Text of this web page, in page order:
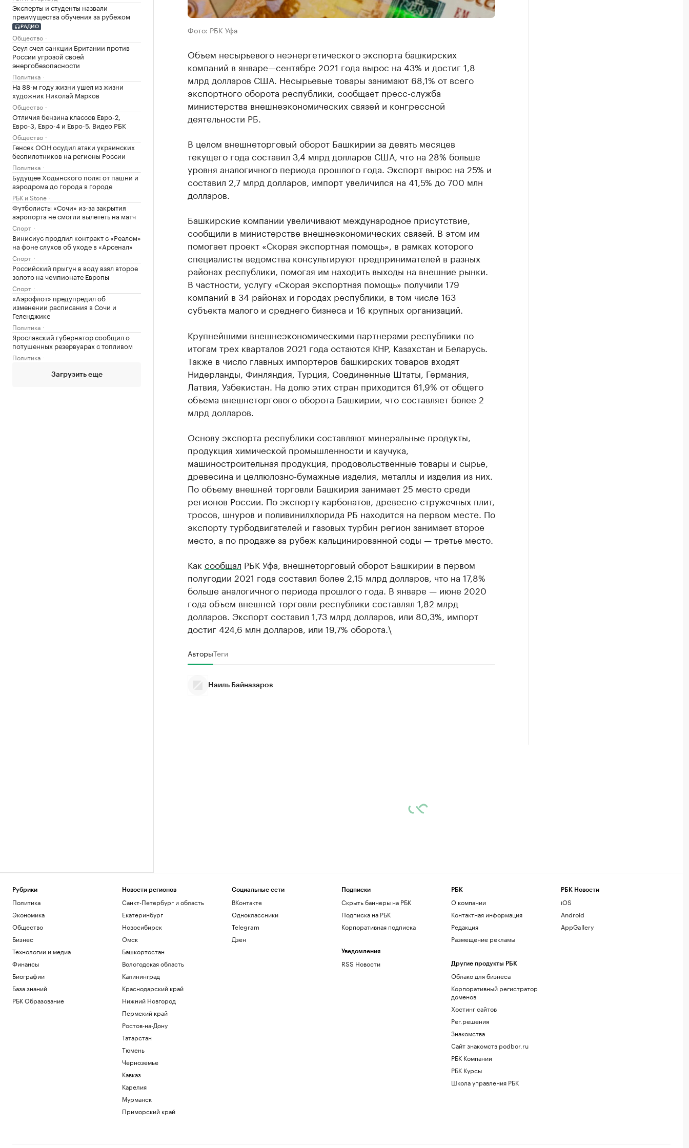
Эксперты и студенты назвали
преимущества обучения за рубежом
РАДИО
Общество
Сеул счел санкции Британии против
России угрозой своей
энергобезопасности
Политика
На 88-м году жизни ушел из жизни
художник Николай Марков
Общество
Отличия бензина классов Евро-2,
Евро-3, Евро-4 и Евро-5. Видео РБК
Общество
Генсек ООН осудил атаки украинских
беспилотников на регионы России
Политика
Будущее Ходынского поля: от пашни и
аэродрома до города в городе
РБК и Stone
Футболисты «Сочи» из-за закрытия
аэропорта не смогли вылететь на матч
Спорт
Винисиус продлил контракт с «Реалом»
на фоне слухов об уходе в «Арсенал»
Спорт
Российский прыгун в воду взял второе
золото на чемпионате Европы
Спорт
«Аэрофлот» предупредил об
изменении расписания в Сочи и
Геленджике
Политика
Ярославский губернатор сообщил о
потушенных резервуарах с топливом
Политика
Загрузить еще
Фото: РБК Уфа
Объем несырьевого неэнергетического экспорта башкирских
компаний в январе—сентябре 2021 года вырос на 43% и достиг 1,8
млрд долларов США. Несырьевые товары занимают 68,1% от всего
экспортного оборота республики, сообщает пресс-служба
министерства внешнеэкономических связей и конгрессной
деятельности РБ.
В целом внешнеторговый оборот Башкирии за девять месяцев
текущего года составил 3,4 млрд долларов США, что на 28% больше
уровня аналогичного периода прошлого года. Экспорт вырос на 25% и
составил 2,7 млрд долларов, импорт увеличился на 41,5% до 700 млн
долларов.
Башкирские компании увеличивают международное присутствие,
сообщили в министерстве внешнеэкономических связей. В этом им
помогает проект «Скорая экспортная помощь», в рамках которого
специалисты ведомства консультируют предпринимателей в разных
районах республики, помогая им находить выходы на внешние рынки.
В частности, услугу «Скорая экспортная помощь» получили 179
компаний в 34 районах и городах республики, в том числе 163
субъекта малого и среднего бизнеса и 16 крупных организаций.
Крупнейшими внешнеэкономическими партнерами республики по
итогам трех кварталов 2021 года остаются КНР, Казахстан и Беларусь.
Также в число главных импортеров башкирских товаров входят
Нидерланды, Финляндия, Турция, Соединенные Штаты, Германия,
Латвия, Узбекистан. На долю этих стран приходится 61,9% от общего
объема внешнеторгового оборота Башкирии, что составляет более 2
млрд долларов.
Основу экспорта республики составляют минеральные продукты,
продукция химической промышленности и каучука,
машиностроительная продукция, продовольственные товары и сырье,
древесина и целлюлозно-бумажные изделия, металлы и изделия из них.
По объему внешней торговли Башкирия занимает 25 место среди
регионов России. По экспорту карбонатов, древесно-стружечных плит,
тросов, шнуров и поливинилхлорида РБ находится на первом месте. По
экспорту турбодвигателей и газовых турбин регион занимает второе
место, а по продаже за рубеж кальцинированной соды — третье место.
Как сообщал РБК Уфа, внешнеторговый оборот Башкирии в первом
полугодии 2021 года составил более 2,15 млрд долларов, что на 17,8%
больше аналогичного периода прошлого года. В январе — июне 2020
года объем внешней торговли республики составлял 1,82 млрд
долларов. Экспорт составил 1,73 млрд долларов, или 80,3%, импорт
достиг 424,6 млн долларов, или 19,7% оборота.\
АвторыТеги
Наиль Байназаров
Рубрики
Политика
Экономика
Общество
Бизнес
Технологии и медиа
Финансы
Биографии
База знаний
РБК Образование
Новости регионов
Санкт-Петербург и область
Екатеринбург
Новосибирск
Омск
Башкортостан
Вологодская область
Калининград
Краснодарский край
Нижний Новгород
Пермский край
Ростов-на-Дону
Татарстан
Тюмень
Черноземье
Кавказ
Карелия
Мурманск
Приморский край
Социальные сети
ВКонтакте
Одноклассники
Telegram
Дзен
Подписки
Скрыть баннеры на РБК
Подписка на РБК
Корпоративная подписка
Уведомления
RSS Новости
РБК
О компании
Контактная информация
Редакция
Размещение рекламы
Другие продукты РБК
Облако для бизнеса
Корпоративный регистратор
доменов
Хостинг сайтов
Рег.решения
Знакомства
Сайт знакомств podbor.ru
РБК Компании
РБК Курсы
Школа управления РБК
РБК Новости
iOS
Android
AppGallery